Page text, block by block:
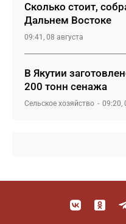
Сколько стоит,
Дальнем Востоке
09:41, 08 августа
В Якутии
200 тонн сенажа
Сельское хозяйство 09:20,